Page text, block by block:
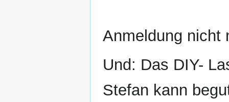
Anmeldung nicht
Und: Das DIY-
Stefan kann